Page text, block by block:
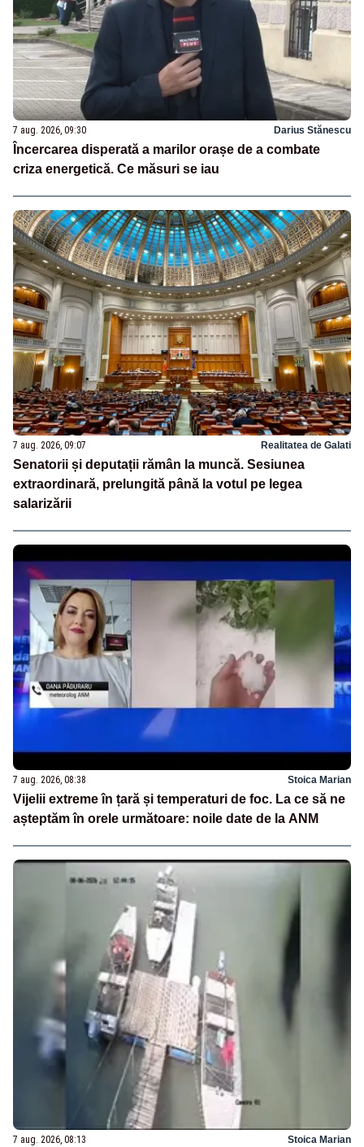
7 aug. 2026, 09:30 Darius Stănescu
Încercarea disperată a marilor orașe de a combate
criza energetică. Ce măsuri se iau
7 aug. 2026, 09:07 Realitatea de Galati
Senatorii și deputații rămân la muncă. Sesiunea
extraordinară, prelungită până la votul pe legea
salarizării
7 aug. 2026, 08:38 Stoica Marian
Vijelii extreme în țară și temperaturi de foc. La ce să ne
așteptăm în orele următoare: noile date de la ANM
7 aug. 2026, 08:13 Stoica Marian